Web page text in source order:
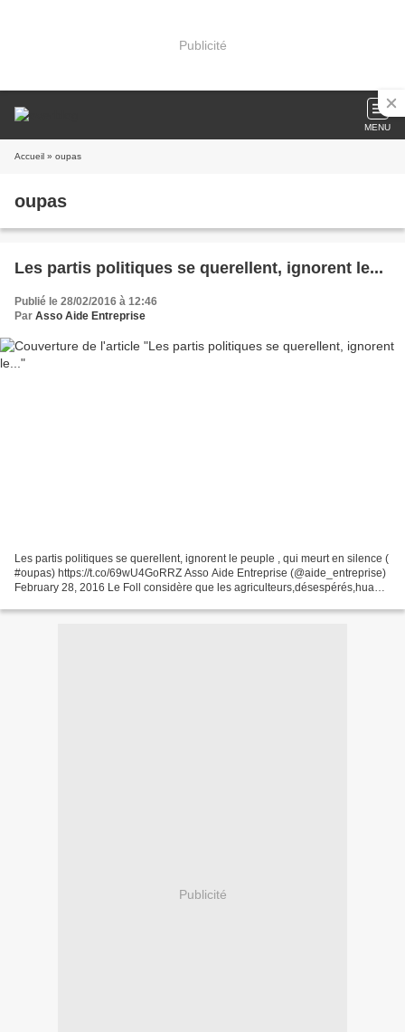
Publicité
MENU
Accueil » oupas
oupas
Les partis politiques se querellent, ignorent le...
Publié le 28/02/2016 à 12:46
Par Asso Aide Entreprise
Les partis politiques se querellent, ignorent le peuple , qui meurt en silence (
#oupas) https://t.co/69wU4GoRRZ Asso Aide Entreprise (@aide_entreprise)
February 28, 2016 Le Foll considère que les agriculteurs,désespérés,huant
Publicité